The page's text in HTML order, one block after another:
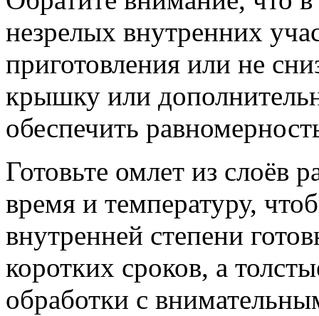
незрелых внутренних
приготовления или не
крышку или
обеспечить
Готовьте омлет из слоёв
время и температуру,
внутренней степени
коротких сроков, а
обработки с